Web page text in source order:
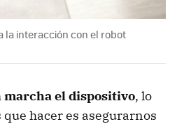
la interacción con el robot
marcha el dispositivo, lo
hacer es asegurarnos